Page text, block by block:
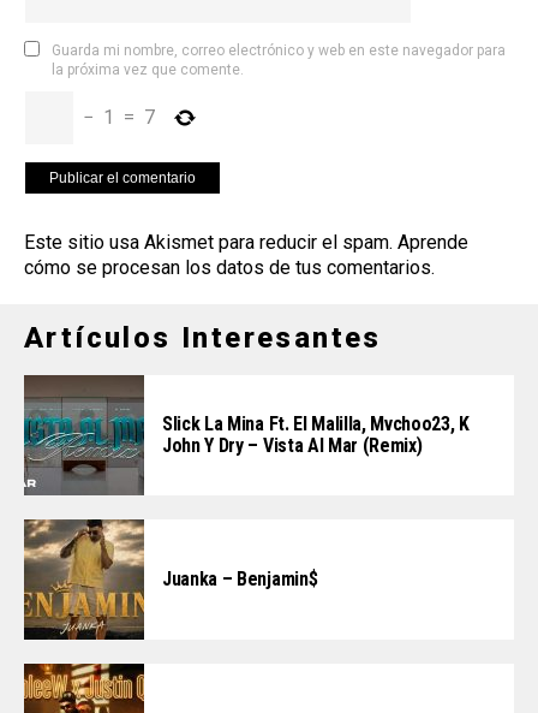
Guarda mi nombre, correo electrónico y web en este navegador para
la próxima vez que comente.
− 1 = 7
Este sitio usa Akismet para reducir el spam. Aprende
cómo se procesan los datos de tus comentarios.
Artículos Interesantes
Slick La Mina Ft. El Malilla, Mvchoo23, K
John Y Dry – Vista Al Mar (Remix)
Juanka – Benjamin$